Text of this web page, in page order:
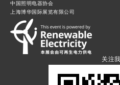
中国照明电器协会
上海博华国际展览有限公司
关注